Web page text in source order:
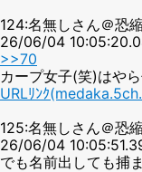
124:名無しさん＠恐
26/06/04
>>70
カープ女子(笑)はや
URLﾘﾝｸ
125:名無しさん＠恐
26/06/04
でも名前出しても捕